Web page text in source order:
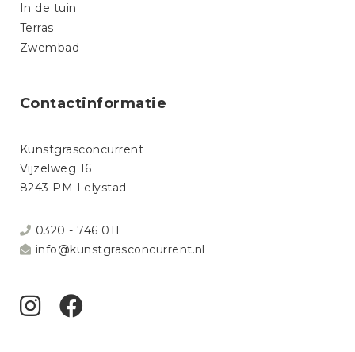
In de tuin
Terras
Zwembad
Contactinformatie
Kunstgrasconcurrent
Vijzelweg 16
8243 PM Lelystad
0320 - 746 011
info@kunstgrasconcurrent.nl